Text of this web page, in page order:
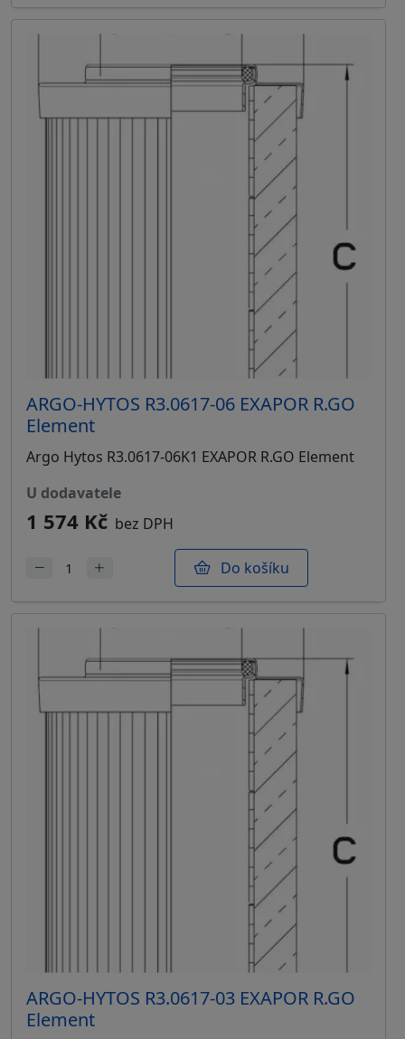
ARGO-HYTOS R3.0617-06 EXAPOR R.GO
Element
Argo Hytos R3.0617-06K1 EXAPOR R.GO Element
u dodavatele
1 574 Kč bez DPH
Do košíku
ARGO-HYTOS R3.0617-03 EXAPOR R.GO
Element